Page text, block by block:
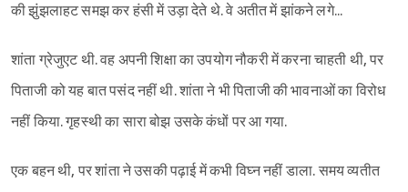
की झुंझलाहट समझ कर हंसी में उड़ा देते थे. वे अतीत में झांकने लगे...
शांता ग्रेजुएट थी. वह अपनी शिक्षा का उपयोग नौकरी में करना चाहती थी, पर
पिताजी को यह बात पसंद नहीं थी. शांता ने भी पिताजी की भावनाओं का विरोध
नहीं किया. गृहस्थी का सारा बोझ उसके कंधों पर आ गया.
एक बहन थी, पर शांता ने उसकी पढ़ाई में कभी विघ्न नहीं डाला. समय व्यतीत